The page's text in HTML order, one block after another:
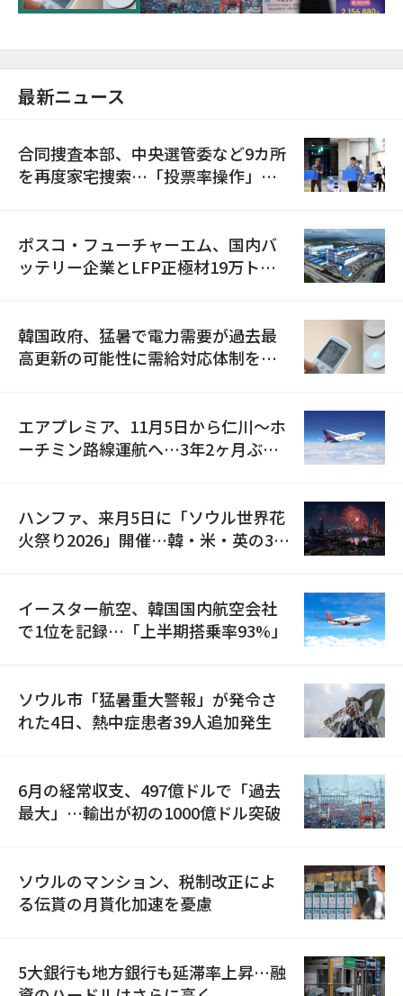
最新ニュース
合同捜査本部、中央選管委など9カ所
を再度家宅捜索…「投票率操作」の
ポスコ・フューチャーエム、国内バ
ッテリー企業とLFP正極材19万トン
韓国政府、猛暑で電力需要が過去最
高更新の可能性に需給対応体制を点
エアプレミア、11月5日から仁川〜ホ
ーチミン路線運航へ…3年2ヶ月ぶり
ハンファ、来月5日に「ソウル世界花
火祭り2026」開催…韓・米・英の3カ
イースター航空、韓国国内航空会社
で1位を記録…「上半期搭乗率93%」
ソウル市「猛暑重大警報」が発令さ
れた4日、熱中症患者39人追加発生
6月の経常収支、497億ドルで「過去
最大」…輸出が初の1000億ドル突破
ソウルのマンション、税制改正によ
る伝貰の月貰化加速を憂慮
5大銀行も地方銀行も延滞率上昇…融